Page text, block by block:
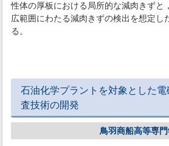
性体の厚板における局所的な減肉きずと
広範囲にわたる減肉きずの検出を想定し
る。
石油化学プラントを対象とした
査技術の開発
鳥羽商船高等専